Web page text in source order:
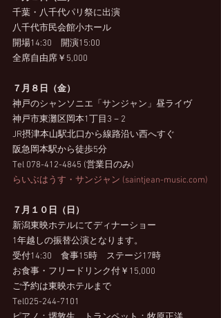
千葉・八千代パリ祭に出演
八千代市民会館小ホール
開場14:30　開演15:00
全席自由席￥5,000
７月８日（金）
神戸のシャンソニエ「サンジャン」昼ライヴ
神戸市東灘区岡本1丁目3－2
JR摂津本山駅北口から線路沿い西へすぐ
阪急岡本駅から徒歩5分
Tel 078-412-4845 (営業日のみ)
らいぶはうす・サンジャン (saintjean-music.com)
７月１０日（日）
新潟東映ホテルにてディナーショー
1年越しの振替公演となります。
受付14:30　食事15時　ステージ17時
お食事・フリードリンク付￥15,000
ご予約は東映ホテルまで
Tel025-244-7101